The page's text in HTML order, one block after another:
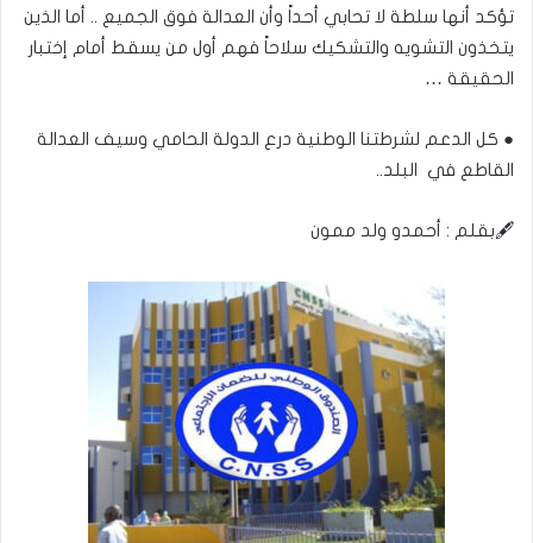
تؤكد أنها سلطة لا تحابي أحداً وأن العدالة فوق الجميع .. أما الذين
يتخذون التشويه والتشكيك سلاحاً فهم أول من يسقط أمام إختبار
الحقيقة …
● كل الدعم لشرطتنا الوطنية درع الدولة الحامي وسيف العدالة
القاطع في البلد..
🖋بقلم : أحمدو ولد ممون